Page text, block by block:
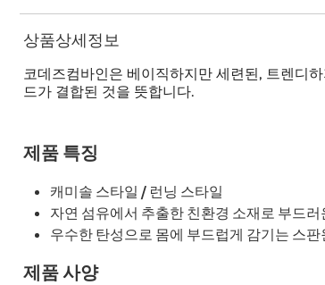
상품상세정보
코데즈컴바인은 베이직하지만 세련된, 트렌디
드가 결합된 것을 뜻합니다.
제품 특징
캐미솔 스타일 / 런닝 스타일
자연 섬유에서 추출한 친환경 소재로 부드
우수한 탄성으로 몸에 부드럽게 감기는 스판
제품 사양